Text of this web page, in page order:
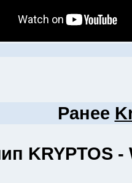
Ранее
KRYPTOS -